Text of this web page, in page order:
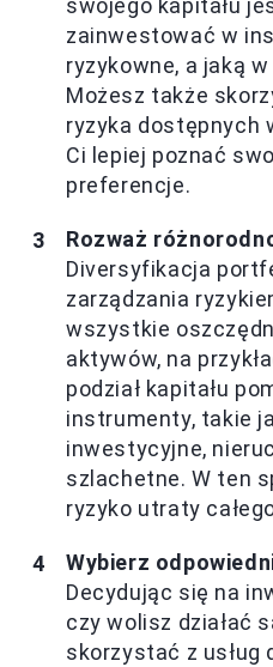
swojego kapitału
zainwestować w
ryzykowne, a jaką
Możesz także
ryzyka dostępnych
Ci lepiej poznać
preferencje.
Rozważ
Diversyfikacja
zarządzania
wszystkie
aktywów, na
podział kapitału
instrumenty, takie
inwestycyjne,
szlachetne. W ten
ryzyko utraty
Wybierz
Decydując się na
czy wolisz działać
skorzystać z usług